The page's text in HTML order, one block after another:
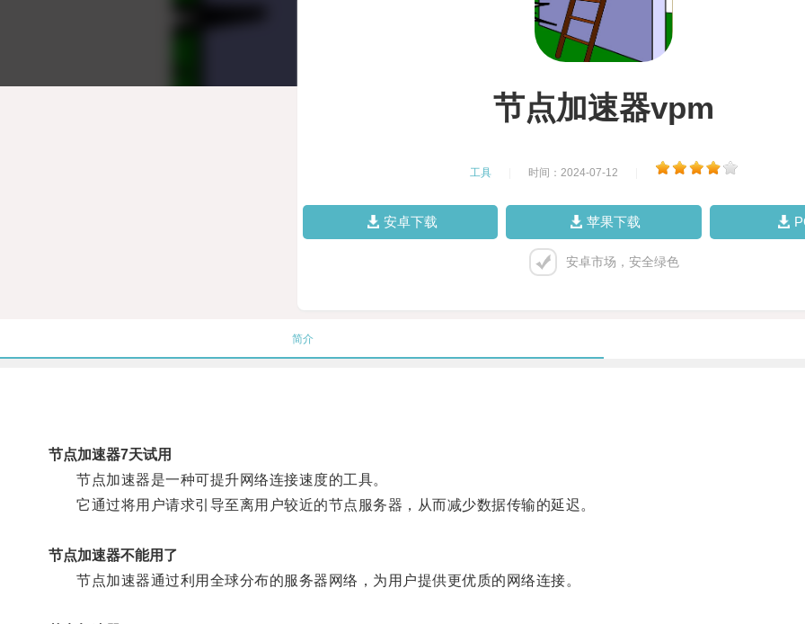
节点加速器vpm
工具 时间：2024-07-12
安卓下载 苹果下载
安卓市场，安全绿色
简介
节点加速器7天试用
节点加速器是一种可提升网络连接速度的工具。
它通过将用户请求引导至离用户较近的节点服务器，从而减少数据传输的延迟。
节点加速器不能用了
节点加速器通过利用全球分布的服务器网络，为用户提供更优质的网络连接。